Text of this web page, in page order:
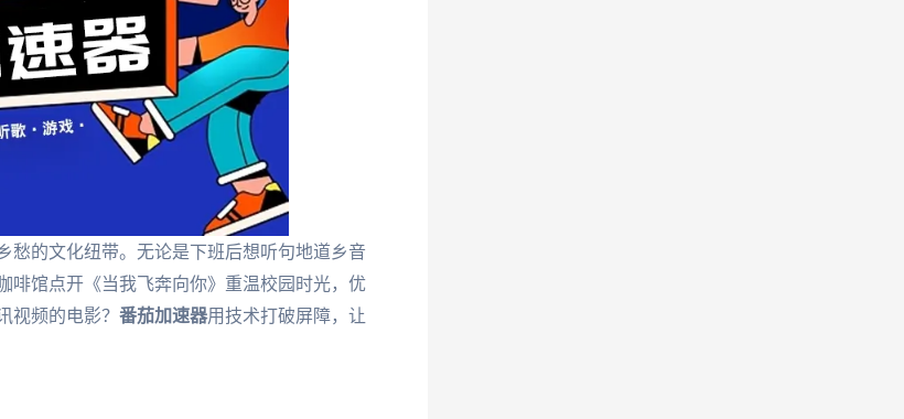
愁的文化纽带。无论是下班后想听句地道乡音
啡馆点开《当我飞奔向你》重温校园时光，优
视频的电影？ 番茄加速器用技术打破屏障，让